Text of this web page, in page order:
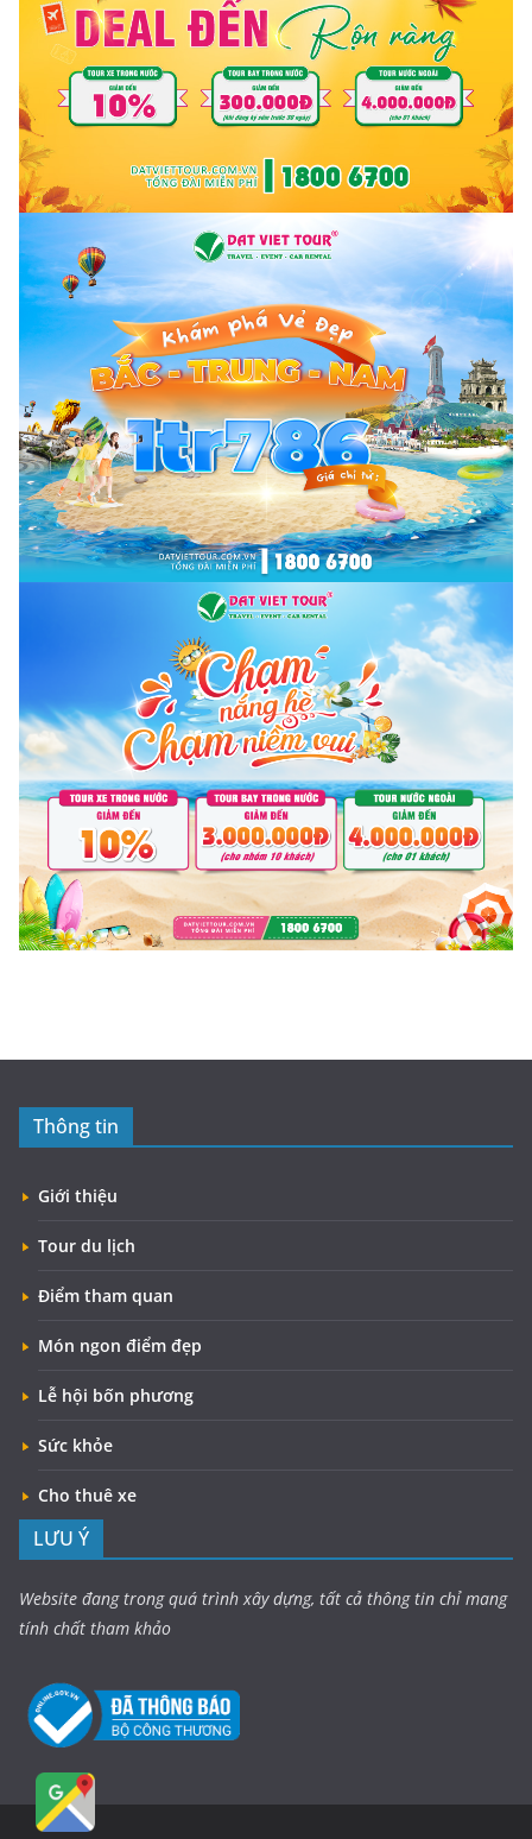
Thông tin
Giới thiệu
Tour du lịch
Điểm tham quan
Món ngon điểm đẹp
Lễ hội bốn phương
Sức khỏe
Cho thuê xe
LƯU Ý
Website đang trong quá trình xây dựng, tất cả thông tin chỉ mang
tính chất tham khảo